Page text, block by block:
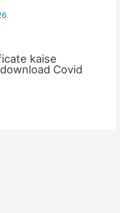
kaise
Covid